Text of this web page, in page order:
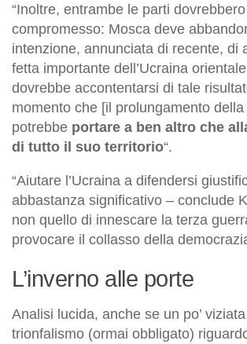
“Inoltre, entrambe le parti
compromesso: Mosca deve
intenzione, annunciata di recente, di
fetta importante dell’Ucraina
dovrebbe accontentarsi di tale
momento che [il prolungamento della
potrebbe portare a ben altro che
di tutto il suo territorio“.
“Aiutare l’Ucraina a difendersi
abbastanza significativo – conclude
non quello di innescare la terza
provocare il collasso della
L’inverno alle porte
Analisi lucida, anche se un po’
trionfalismo (ormai obbligato)